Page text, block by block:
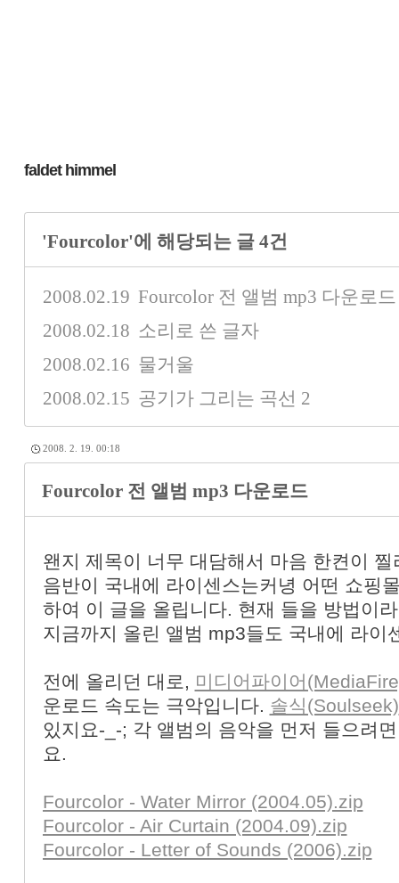
faldet himmel
'Fourcolor'에 해당되는 글 4건
2008.02.19 Fourcolor 전 앨범 mp3 다운로드
2008.02.18 소리로 쓴 글자
2008.02.16 물거울
2008.02.15 공기가 그리는 곡선 2
2008. 2. 19. 00:18
Fourcolor 전 앨범 mp3 다운로드
왠지 제목이 너무 대담해서 마음 한켠이
음반이 국내에 라이센스는커녕 어떤 쇼핑
하여 이 글을 올립니다. 현재 들을 방법이
지금까지 올린 앨범 mp3들도 국내에 라이
전에 올리던 대로, 미디어파이어
운로드 속도는 극악입니다. 솔식(Soulseek)
있지요-_-; 각 앨범의 음악을 먼저 들으려
요.
Fourcolor - Water Mirror (2004.05).zip
Fourcolor - Air Curtain (2004.09).zip
Fourcolor - Letter of Sounds (2006).zip
«